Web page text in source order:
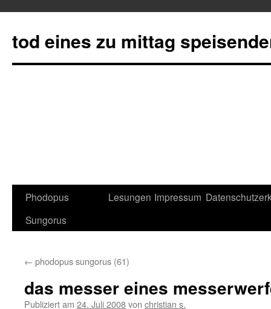
tod eines zu mittag
Springe
zum
Phodopus
Sungorus
Lesungen Impressum
← phodopus sungorus (61)
das messer eines
Publiziert am 24. Juli 2008von christian s.